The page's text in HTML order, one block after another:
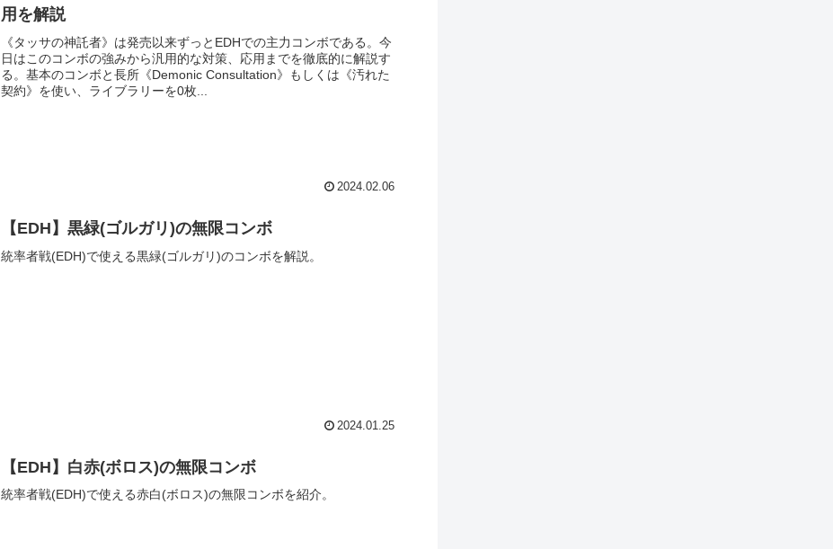
用を解説
《タッサの神託者》は発売以来ずっとEDHでの主力コンボである。今
日はこのコンボの強みから汎用的な対策、応用までを徹底的に解説す
る。基本のコンボと長所《Demonic Consultation》もしくは《汚れた
契約》を使い、ライブラリーを0枚...
2024.02.06
【EDH】黒緑(ゴルガリ)の無限コンボ
統率者戦(EDH)で使える黒緑(ゴルガリ)のコンボを解説。
2024.01.25
【EDH】白赤(ボロス)の無限コンボ
統率者戦(EDH)で使える赤白(ボロス)の無限コンボを紹介。